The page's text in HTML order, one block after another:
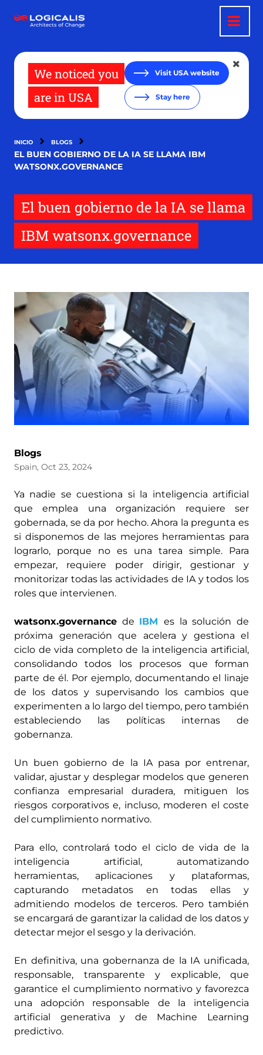
contenido
We noticed you
are in USA
Visit USA website
Stay here
INICIO BLOGS
EL BUEN GOBIERNO DE LA IA SE LLAMA IBM
WATSONX.GOVERNANCE
El buen gobierno de la IA se llama
IBM watsonx.governance
Blogs
Spain, Oct 23, 2024
Ya nadie se cuestiona si la inteligencia artificial
que emplea una organización requiere ser
gobernada, se da por hecho. Ahora la pregunta es
si disponemos de las mejores herramientas para
lograrlo, porque no es una tarea simple. Para
empezar, requiere poder dirigir, gestionar y
monitorizar todas las actividades de IA y todos los
roles que intervienen.
watsonx.governance de IBM es la solución de
próxima generación que acelera y gestiona el
ciclo de vida completo de la inteligencia artificial,
consolidando todos los procesos que forman
parte de él. Por ejemplo, documentando el linaje
de los datos y supervisando los cambios que
experimenten a lo largo del tiempo, pero también
estableciendo las políticas internas de
gobernanza.
Un buen gobierno de la IA pasa por entrenar,
validar, ajustar y desplegar modelos que generen
confianza empresarial duradera, mitiguen los
riesgos corporativos e, incluso, moderen el coste
del cumplimiento normativo.
Para ello, controlará todo el ciclo de vida de la
inteligencia artificial, automatizando
herramientas, aplicaciones y plataformas,
capturando metadatos en todas ellas y
admitiendo modelos de terceros. Pero también
se encargará de garantizar la calidad de los datos y
detectar mejor el sesgo y la derivación.
En definitiva, una gobernanza de la IA unificada,
responsable, transparente y explicable, que
garantice el cumplimiento normativo y favorezca
una adopción responsable de la inteligencia
artificial generativa y de Machine Learning
predictivo.